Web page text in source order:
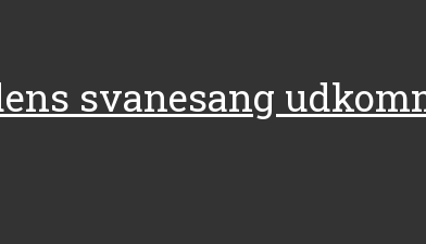
svanesang